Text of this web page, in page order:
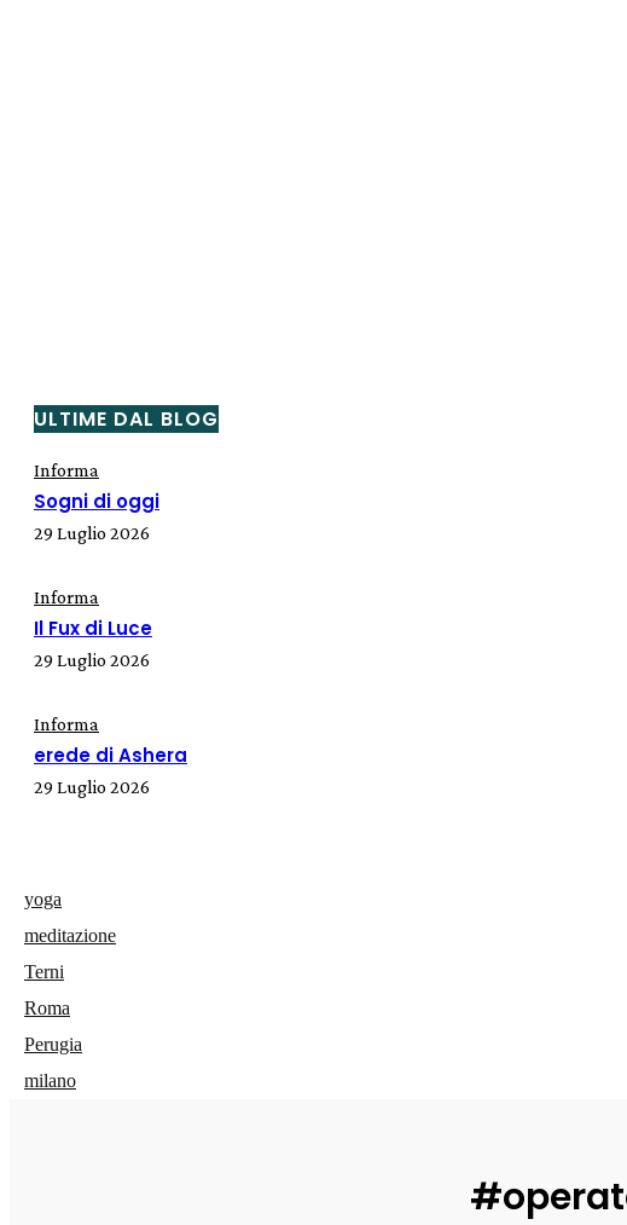
ULTIME DAL BLOG
Informa
Sogni di oggi
29 Luglio 2026
Informa
Il Fux di Luce
29 Luglio 2026
Informa
erede di Ashera
29 Luglio 2026
yoga
meditazione
Terni
Roma
Perugia
milano